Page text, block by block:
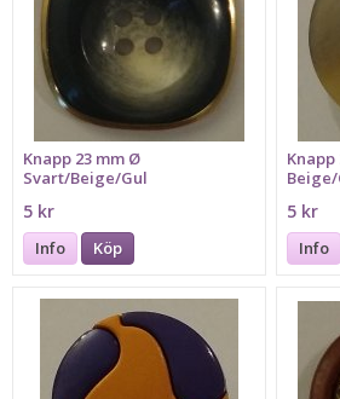
Knapp 23 mm Ø
Svart/Beige/Gul
5 kr
Info Köp
Knapp
5 kr
Info